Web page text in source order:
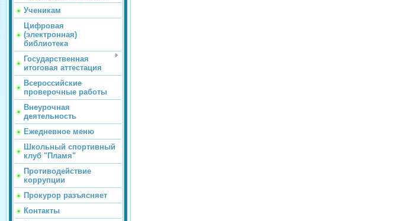
Ученикам
Цифровая
(электронная)
библиотека
Государственная
итоговая аттестация
Всероссийские
проверочные работы
Внеурочная
деятельность
Ежедневное меню
Школьный спортивный
клуб "Пламя"
Противодействие
коррупции
Прокурор разъясняет
Контакты